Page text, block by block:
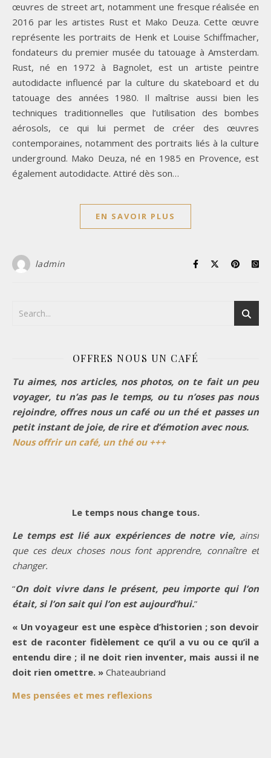
œuvres de street art, notamment une fresque réalisée en
2016 par les artistes Rust et Mako Deuza. Cette œuvre
représente les portraits de Henk et Louise Schiffmacher,
fondateurs du premier musée du tatouage à Amsterdam.
Rust, né en 1972 à Bagnolet, est un artiste peintre
autodidacte influencé par la culture du skateboard et du
tatouage des années 1980. Il maîtrise aussi bien les
techniques traditionnelles que l’utilisation des bombes
aérosols, ce qui lui permet de créer des œuvres
contemporaines, notamment des portraits liés à la culture
underground. Mako Deuza, né en 1985 en Provence, est
également autodidacte. Attiré dès son…
EN SAVOIR PLUS
ladmin
OFFRES NOUS UN CAFÉ
Tu aimes, nos articles, nos photos, on te fait un peu
voyager, tu n’as pas le temps, ou tu n’oses pas nous
rejoindre, offres nous un café ou un thé et passes un
petit instant de joie, de rire et d’émotion avec nous.
Nous offrir un café, un thé ou +++
Le temps nous change tous.
Le temps est lié aux expériences de notre vie, ainsi
que ces deux choses nous font apprendre, connaître et
changer.
“On doit vivre dans le présent, peu importe qui l’on
était, si l’on sait qui l’on est aujourd’hui.”
« Un voyageur est une espèce d’historien ; son devoir
est de raconter fidèlement ce qu’il a vu ou ce qu’il a
entendu dire ; il ne doit rien inventer, mais aussi il ne
doit rien omettre. » Chateaubriand
Mes pensées et mes reflexions